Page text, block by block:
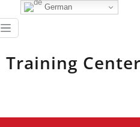
Center Retten
German